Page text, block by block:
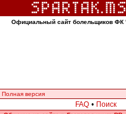
Официальный сайт болельщиков ФК
Полная версия
FAQ • Поиск